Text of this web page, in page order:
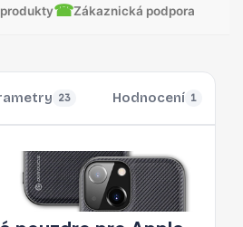
☎Zákaznická podpora
23 Hodnocení 1